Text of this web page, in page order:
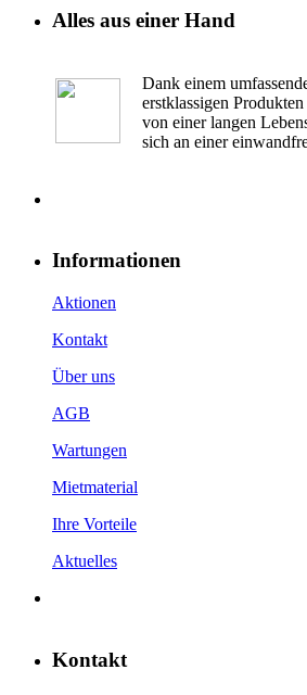
Alles aus einer Hand
Dank einem
erstklassigen
von einer langen
sich an einer
Informationen
Aktionen
Kontakt
Über uns
AGB
Wartungen
Mietmaterial
Ihre Vorteile
Aktuelles
Kontakt